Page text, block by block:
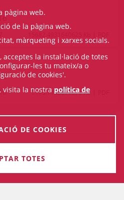
7175.7138671875 Kb
pàgina web.
de la pàgina web.
màrqueting i xarxes socials.
la instal·lació de totes
les tu mateix/a o
de cookies'.
visita la nostra política de
DE COOKIES
TOTES